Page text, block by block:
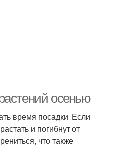
осенью
время посадки. Если
и погибнут от
что также